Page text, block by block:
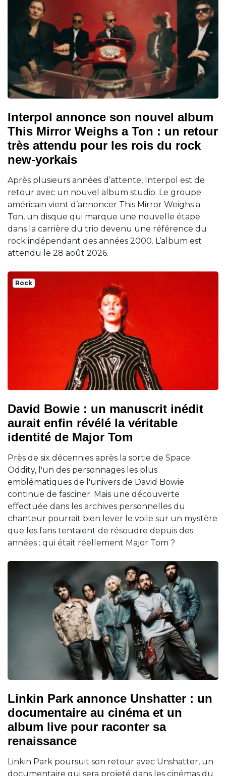
Interpol annonce son nouvel album
This Mirror Weighs a Ton : un retour
très attendu pour les rois du rock
new-yorkais
Après plusieurs années d’attente, Interpol est de
retour avec un nouvel album studio. Le groupe
américain vient d’annoncer This Mirror Weighs a
Ton, un disque qui marque une nouvelle étape
dans la carrière du trio devenu une référence du
rock indépendant des années 2000. L’album est
attendu le 28 août 2026.
Rock
David Bowie : un manuscrit inédit
aurait enfin révélé la véritable
identité de Major Tom
Près de six décennies après la sortie de Space
Oddity, l'un des personnages les plus
emblématiques de l'univers de David Bowie
continue de fasciner. Mais une découverte
effectuée dans les archives personnelles du
chanteur pourrait bien lever le voile sur un mystère
que les fans tentaient de résoudre depuis des
années : qui était réellement Major Tom ?
Linkin Park annonce Unshatter : un
documentaire au cinéma et un
album live pour raconter sa
renaissance
Linkin Park poursuit son retour avec Unshatter, un
documentaire qui sera projeté dans les cinémas du